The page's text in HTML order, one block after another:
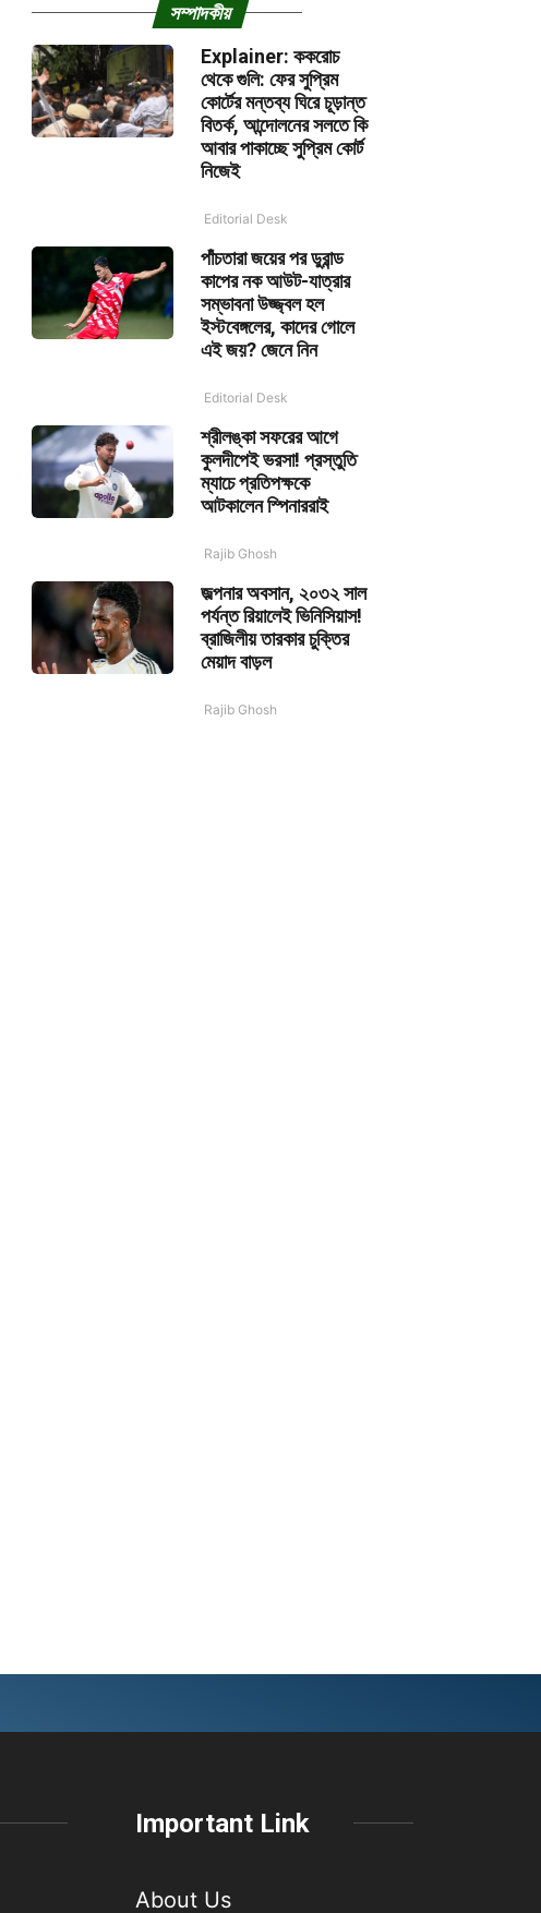
সম্পাদকীয়
Explainer: ককরোচ
থেকে গুলি: ফের সুপ্রিম
কোর্টের মন্তব্য ঘিরে চূড়ান্ত
বিতর্ক, আন্দোলনের সলতে কি
আবার পাকাচ্ছে সুপ্রিম কোর্ট
নিজেই
Editorial Desk
পাঁচতারা জয়ের পর ডুরান্ড
কাপের নক আউট-যাত্রার
সম্ভাবনা উজ্জ্বল হল
ইস্টবেঙ্গলের, কাদের গোলে
এই জয়? জেনে নিন
Editorial Desk
শ্রীলঙ্কা সফরের আগে
কুলদীপেই ভরসা! প্রস্তুতি
ম্যাচে প্রতিপক্ষকে
আটকালেন স্পিনাররাই
Rajib Ghosh
জল্পনার অবসান, ২০৩২ সাল
পর্যন্ত রিয়ালেই ভিনিসিয়াস!
ব্রাজিলীয় তারকার চুক্তির
মেয়াদ বাড়ল
Rajib Ghosh
Important Link
About Us